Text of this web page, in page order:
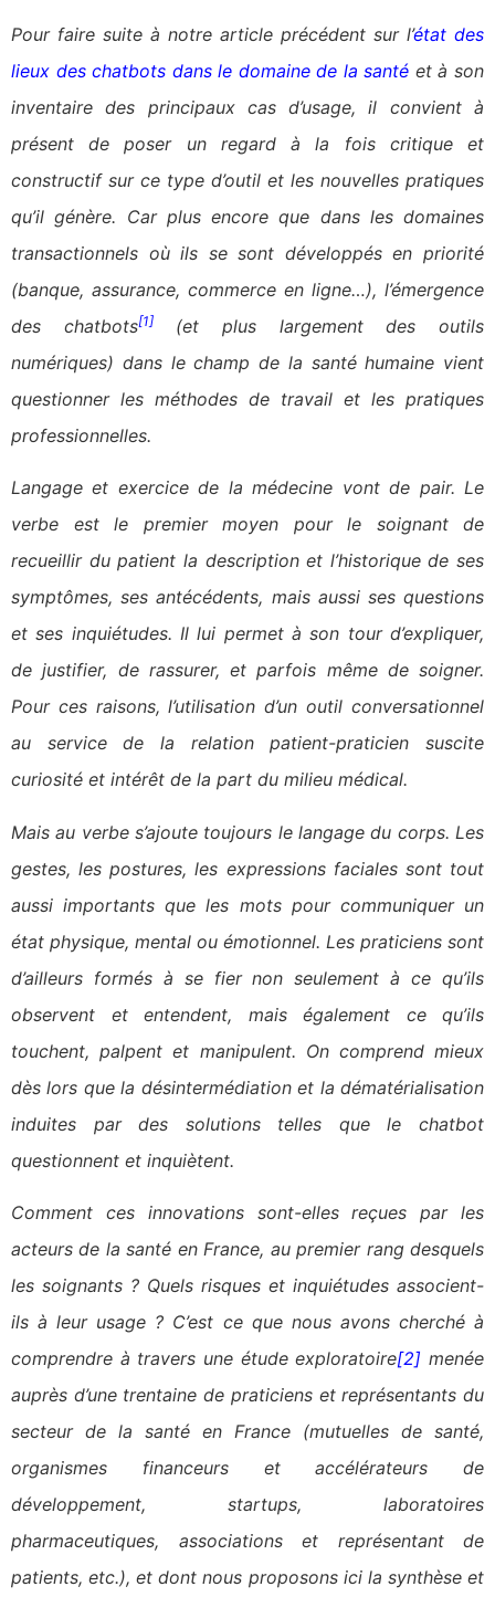
Pour faire suite à notre article précédent sur l’état des
lieux des chatbots dans le domaine de la santé et à son
inventaire des principaux cas d’usage, il convient à
présent de poser un regard à la fois critique et
constructif sur ce type d’outil et les nouvelles pratiques
qu’il génère. Car plus encore que dans les domaines
transactionnels où ils se sont développés en priorité
(banque, assurance, commerce en ligne…), l’émergence
des chatbots[1]
(et plus largement des outils
numériques) dans le champ de la santé humaine vient
questionner les méthodes de travail et les pratiques
professionnelles.
Langage et exercice de la médecine vont de pair. Le
verbe est le premier moyen pour le soignant de
recueillir du patient la description et l’historique de ses
symptômes, ses antécédents, mais aussi ses questions
et ses inquiétudes. Il lui permet à son tour d’expliquer,
de justifier, de rassurer, et parfois même de soigner.
Pour ces raisons, l’utilisation d’un outil conversationnel
au service de la relation patient-praticien suscite
curiosité et intérêt de la part du milieu médical.
Mais au verbe s’ajoute toujours le langage du corps. Les
gestes, les postures, les expressions faciales sont tout
aussi importants que les mots pour communiquer un
état physique, mental ou émotionnel. Les praticiens sont
d’ailleurs formés à se fier non seulement à ce qu’ils
observent et entendent, mais également ce qu’ils
touchent, palpent et manipulent. On comprend mieux
dès lors que la désintermédiation et la dématérialisation
induites par des solutions telles que le chatbot
questionnent et inquiètent.
Comment ces innovations sont-elles reçues par les
acteurs de la santé en France, au premier rang desquels
les soignants ? Quels risques et inquiétudes associent-
ils à leur usage ? C’est ce que nous avons cherché à
comprendre à travers une étude exploratoire[2] menée
auprès d’une trentaine de praticiens et représentants du
secteur de la santé en France (mutuelles de santé,
organismes financeurs et accélérateurs de
développement, startups, laboratoires
pharmaceutiques, associations et représentant de
patients, etc.), et dont nous proposons ici la synthèse et